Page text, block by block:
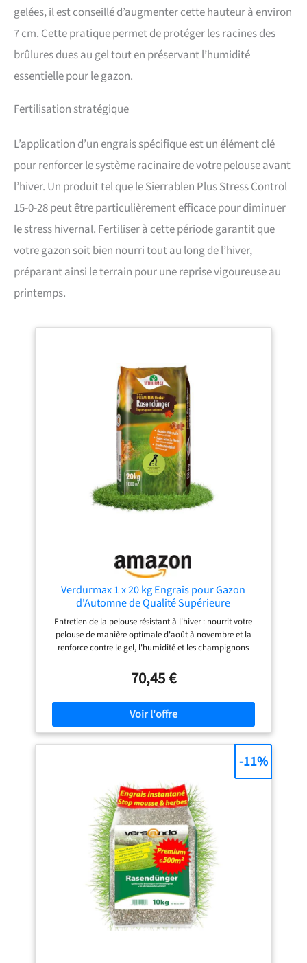
gelées, il est conseillé d’augmenter cette hauteur à environ
7 cm. Cette pratique permet de protéger les racines des
brûlures dues au gel tout en préservant l’humidité
essentielle pour le gazon.
Fertilisation stratégique
L’application d’un engrais spécifique est un élément clé
pour renforcer le système racinaire de votre pelouse avant
l’hiver. Un produit tel que le Sierrablen Plus Stress Control
15-0-28 peut être particulièrement efficace pour diminuer
le stress hivernal. Fertiliser à cette période garantit que
votre gazon soit bien nourri tout au long de l’hiver,
préparant ainsi le terrain pour une reprise vigoureuse au
printemps.
Verdurmax 1 x 20 kg Engrais pour Gazon
d'Automne de Qualité Supérieure
Entretien de la pelouse résistant à l'hiver : nourrit votre
pelouse de manière optimale d'août à novembre et la
renforce contre le gel, l'humidité et les champignons
d'oxyde de potassium, 14 % d'oxyde de calcium, 2 %
d'oxyde de magnésium, 25 % de trioxyde de soufre pour
des racines fortes et des herbes résistantes Action rapide et
durable – Effet immédiat grâce à l'azote d'ammonium,
effet à long terme grâce à l'azote carbamide Facile à
utiliser : granulés sans poussière, faciles à appliquer à la
les vêtements Durable et végétalien : ingrédients 100 %
végétaux, sans composants d'origine animale, trajets de
livraison courts grâce à la production en Allemagne
70,45 €
-11%